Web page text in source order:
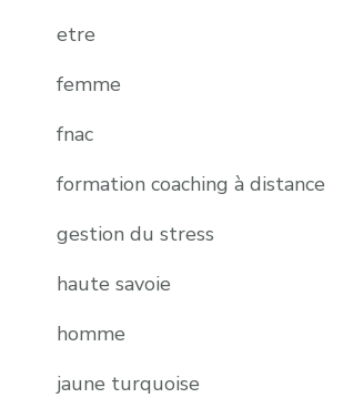
etre
femme
fnac
formation coaching à distance
gestion du stress
haute savoie
homme
jaune turquoise